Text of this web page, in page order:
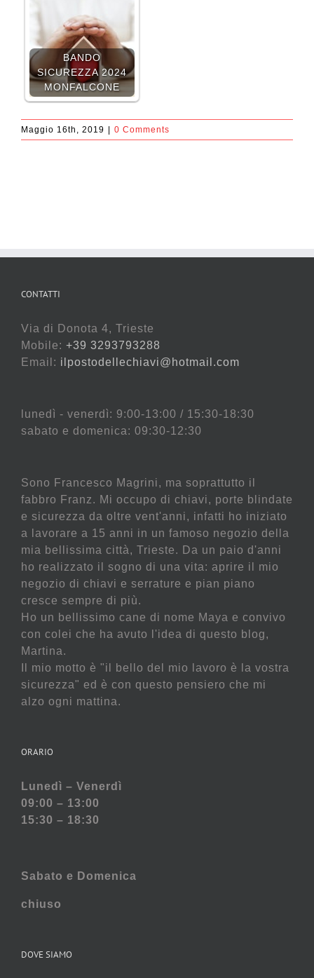
BANDO
SICUREZZA 2024
MONFALCONE
Maggio 16th, 2019 0 Comments
CONTATTI
Via di Donota 4, Trieste
Mobile: +39 3293793288
Email: ilpostodellechiavi@hotmail.com
lunedì - venerdì: 9:00-13:00 / 15:30-18:30
sabato e domenica: 09:30-12:30
Sono Francesco Magrini, ma soprattutto il
fabbro Franz. Mi occupo di chiavi, porte blindate
e sicurezza da oltre vent'anni, infatti ho iniziato
a lavorare a 15 anni in un famoso negozio della
mia bellissima città, Trieste. Da un paio d'anni
ho realizzato il sogno di una vita: aprire il mio
negozio di chiavi e serrature e pian piano
cresce sempre di più.
Ho un bellissimo cane di nome Maya e convivo
con colei che ha avuto l'idea di questo blog,
Martina.
Il mio motto è "il bello del mio lavoro è la vostra
sicurezza" ed è con questo pensiero che mi
alzo ogni mattina.
ORARIO
Lunedì – Venerdì
09:00 – 13:00
15:30 – 18:30
Sabato e Domenica
chiuso
DOVE SIAMO